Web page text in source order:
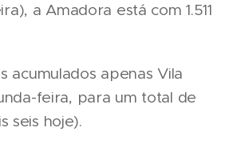
a Amadora está com 1.511
acumulados apenas Vila
feira, para um total de
seis hoje).